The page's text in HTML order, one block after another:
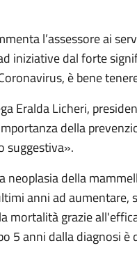
l’assessore ai
iniziative dal forte
è bene
Eralda Licheri,
della
suggestiva».
neoplasia della
anni ad aumentare,
mortalità grazie
5 anni dalla diagnosi è